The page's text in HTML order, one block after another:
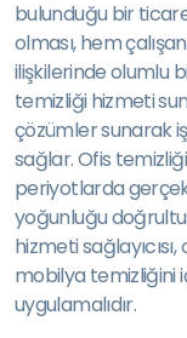
bulunduğu bir
olması, hem
ilişkilerinde olumlu
temizliği hizmeti
çözümler sunarak
sağlar. Ofis
periyotlarda
yoğunluğu
hizmeti
mobilya temizliğini
uygulamalıdır.